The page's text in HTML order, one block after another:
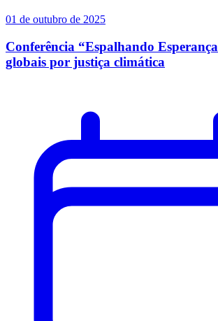
01 de outubro de 2025
Conferência “Espalhando
globais por justiça climática